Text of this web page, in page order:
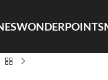
WONDERPOINTS